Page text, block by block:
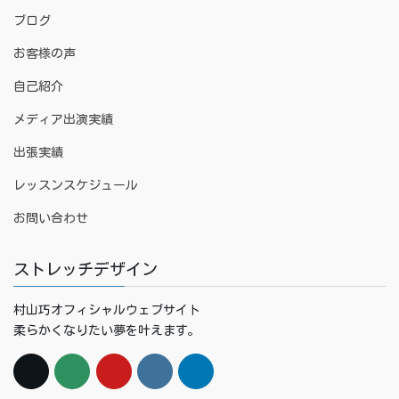
ブログ
お客様の声
自己紹介
メディア出演実績
出張実績
レッスンスケジュール
お問い合わせ
ストレッチデザイン
村山巧オフィシャルウェブサイト
柔らかくなりたい夢を叶えます。